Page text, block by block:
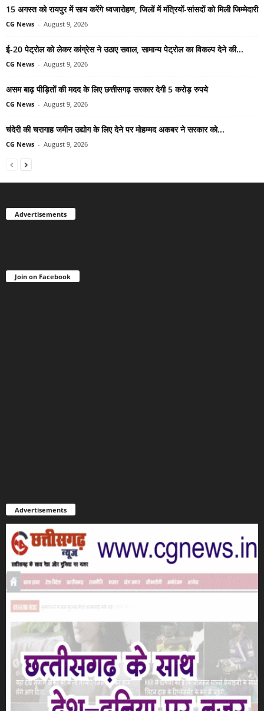
15 अगस्त को रायपुर में साय करेंगे ध्वजारोहण, जिलों में मंत्रियों-सांसदों को मिली जिम्मेदारी
CG News - August 9, 2026
ई-20 पेट्रोल को लेकर कांग्रेस ने उठाए सवाल, सामान्य पेट्रोल का विकल्प देने की...
CG News - August 9, 2026
असम बाढ़ पीड़ितों की मदद के लिए छत्तीसगढ़ सरकार देगी 5 करोड़ रुपये
CG News - August 9, 2026
चंदेरी की चरागाह जमीन उद्योग के लिए देने पर मोहम्मद अकबर ने सरकार को...
CG News - August 9, 2026
Advertisements
Join on Facebook
Advertisements